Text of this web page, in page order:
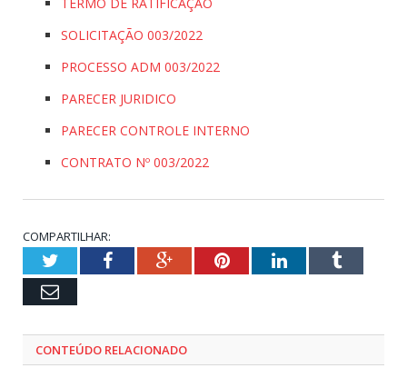
SOLICITAÇÃO 003/2022
PROCESSO ADM 003/2022
PARECER JURIDICO
PARECER CONTROLE INTERNO
CONTRATO Nº 003/2022
COMPARTILHAR:
TwitterFacebookGoogle+PinterestLinkedInTumblr
Email
CONTEÚDO RELACIONADO